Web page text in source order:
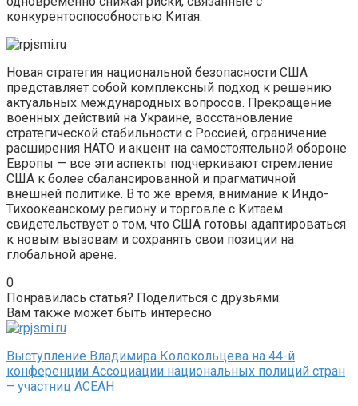
конкурентоспособностью Китая.
Новая стратегия национальной безопасности США
представляет собой комплексный подход к решению
актуальных международных вопросов. Прекращение
военных действий на Украине, восстановление
стратегической стабильности с Россией, ограничение
расширения НАТО и акцент на самостоятельной обороне
Европы — все эти аспекты подчеркивают стремление
США к более сбалансированной и прагматичной
внешней политике. В то же время, внимание к Индо-
Тихоокеанскому региону и торговле с Китаем
свидетельствует о том, что США готовы адаптироваться
к новым вызовам и сохранять свои позиции на
глобальной арене.
0
Понравилась статья? Поделиться с друзьями:
Вам также может быть интересно
Выступление Владимира Колокольцева на 44-й
конференции Ассоциации национальных полиций стран
– участниц АСЕАН